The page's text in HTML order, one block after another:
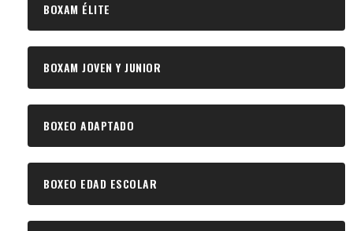
BOXAM ÉLITE
BOXAM JOVEN Y JUNIOR
BOXEO ADAPTADO
BOXEO EDAD ESCOLAR